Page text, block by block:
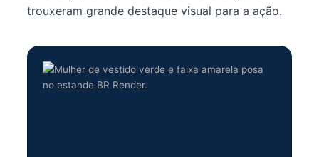
trouxeram grande destaque visual para a ação.